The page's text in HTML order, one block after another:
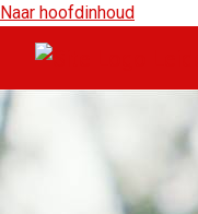
Naar hoofdinhoud